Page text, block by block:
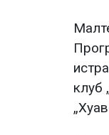
клуб